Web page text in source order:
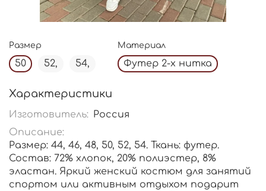
Размер
50 52, 54,
Материал
Футер 2-х нитка
Характеристики
Изготовитель: Россия
Описание:
Размер: 44, 46, 48, 50, 52, 54. Ткань: футер.
Состав: 72% хлопок, 20% полиэстер, 8%
эластан. Яркий женский костюм для занятий
спортом или активным отдыхом подарит